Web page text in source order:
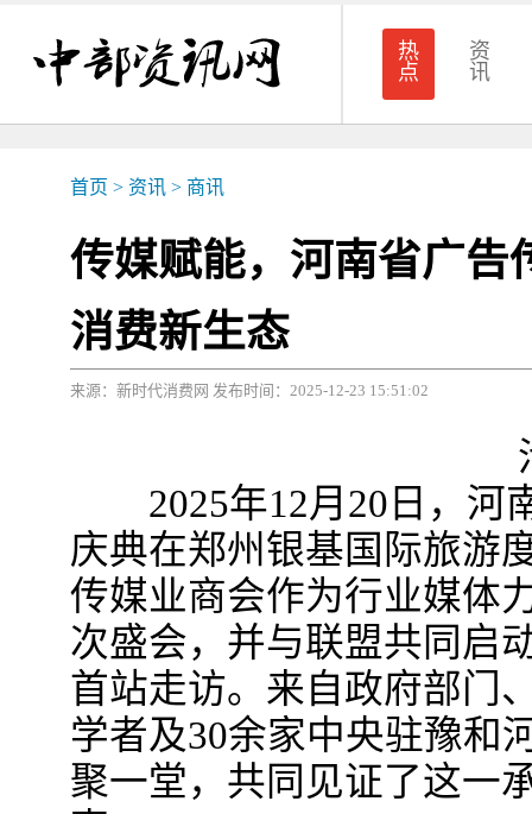
热
点
资
讯
首页 > 资讯 > 商讯
传媒赋能，河南省广告
消费新生态
来源：新时代消费网 发布时间：2025-12-23 15:51:02
活
2025年12月20日，河
庆典在郑州银基国际旅游
传媒业商会作为行业媒体
次盛会，并与联盟共同启
首站走访。来自政府部门
学者及30余家中央驻豫和
聚一堂，共同见证了这一